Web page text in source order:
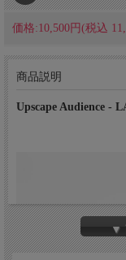
価格:10,500円(税込
商品説明
Upscape Audience -
▼